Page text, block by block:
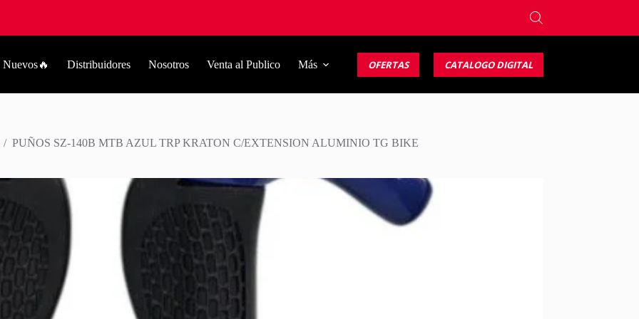
Nuevos🔥 Distribuidores Nosotros Venta al Publico Más OFERTAS CATALOGO DIGITAL
/ PUÑOS SZ-140B MTB AZUL TRP KRATON C/EXTENSION ALUMINIO TG BIKE